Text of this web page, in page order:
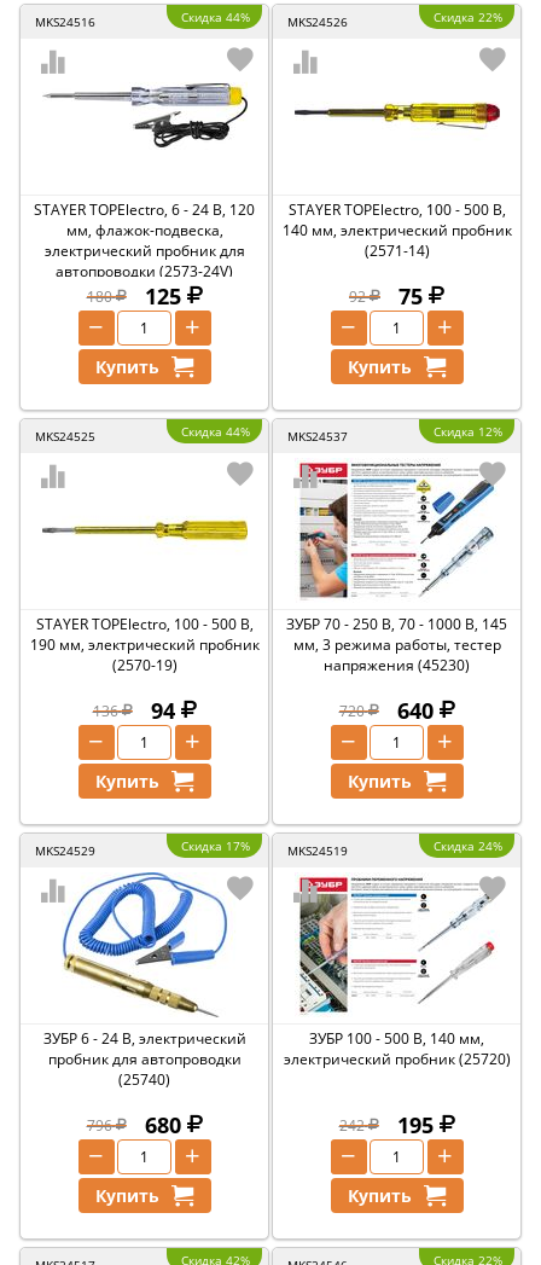
MKS24516 Скидка 44%
STAYER TOPElectro, 6 - 24 В, 120
мм, флажок-подвеска,
электрический пробник для
автопроводки (2573-24V)
180
125
+
−
Купить
MKS24526 Скидка 22%
STAYER TOPElectro, 100 - 500 В,
140 мм, электрический пробник
(2571-14)
92 75
+
−
Купить
MKS24525 Скидка 44%
STAYER TOPElectro, 100 - 500 В,
190 мм, электрический пробник
(2570-19)
136 94
+
−
Купить
MKS24537 Скидка 12%
ЗУБР 70 - 250 В, 70 - 1000 В, 145
мм, 3 режима работы, тестер
напряжения (45230)
720 640
+
−
Купить
MKS24529 Скидка 17%
ЗУБР 6 - 24 В, электрический
пробник для автопроводки
(25740)
796 680
+
−
Купить
MKS24519 Скидка 24%
ЗУБР 100 - 500 В, 140 мм,
электрический пробник (25720)
242 195
+
−
Купить
Скидка 42% Скидка 22%